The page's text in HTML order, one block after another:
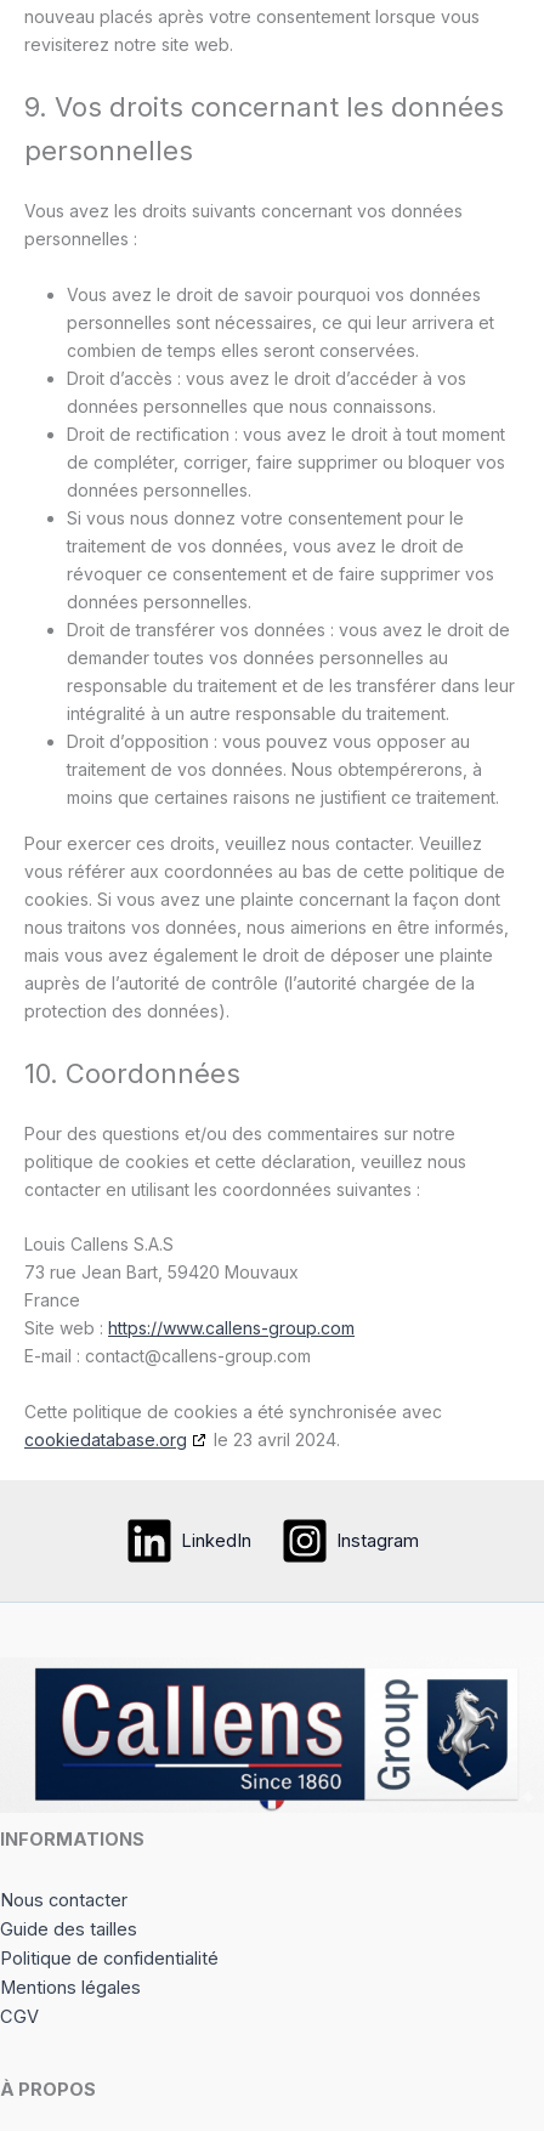
nouveau placés après votre consentement lorsque vous
revisiterez notre site web.
9. Vos droits concernant les données
personnelles
Vous avez les droits suivants concernant vos données
personnelles :
Vous avez le droit de savoir pourquoi vos données
personnelles sont nécessaires, ce qui leur arrivera et
combien de temps elles seront conservées.
Droit d’accès : vous avez le droit d’accéder à vos
données personnelles que nous connaissons.
Droit de rectification : vous avez le droit à tout moment
de compléter, corriger, faire supprimer ou bloquer vos
données personnelles.
Si vous nous donnez votre consentement pour le
traitement de vos données, vous avez le droit de
révoquer ce consentement et de faire supprimer vos
données personnelles.
Droit de transférer vos données : vous avez le droit de
demander toutes vos données personnelles au
responsable du traitement et de les transférer dans leur
intégralité à un autre responsable du traitement.
Droit d’opposition : vous pouvez vous opposer au
traitement de vos données. Nous obtempérerons, à
moins que certaines raisons ne justifient ce traitement.
Pour exercer ces droits, veuillez nous contacter. Veuillez
vous référer aux coordonnées au bas de cette politique de
cookies. Si vous avez une plainte concernant la façon dont
nous traitons vos données, nous aimerions en être informés,
mais vous avez également le droit de déposer une plainte
auprès de l’autorité de contrôle (l’autorité chargée de la
protection des données).
10. Coordonnées
Pour des questions et/ou des commentaires sur notre
politique de cookies et cette déclaration, veuillez nous
contacter en utilisant les coordonnées suivantes :
Louis Callens S.A.S
73 rue Jean Bart, 59420 Mouvaux
France
Site web : https://www.callens-group.com
E-mail : contact@callens-group.com
Cette politique de cookies a été synchronisée avec
cookiedatabase.org
le 23 avril 2024.
LinkedIn Instagram
INFORMATIONS
Nous contacter
Guide des tailles
Politique de confidentialité
Mentions légales
CGV
À PROPOS